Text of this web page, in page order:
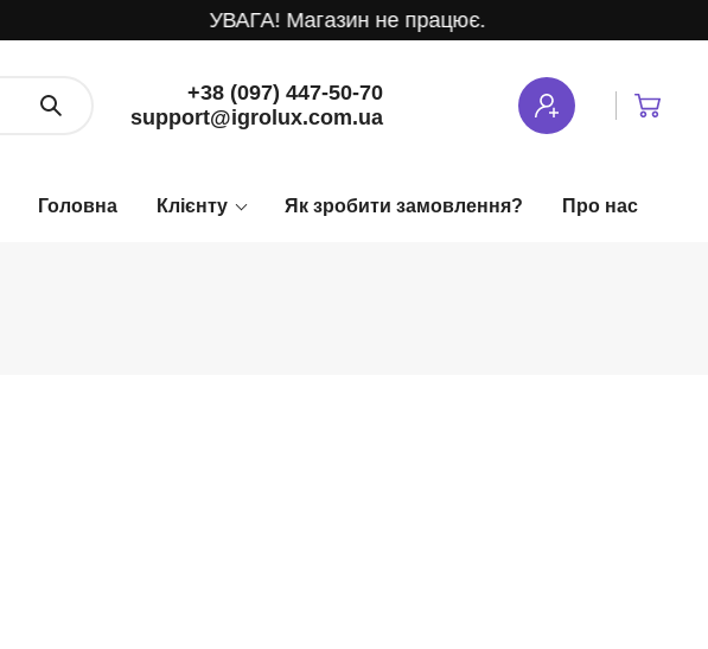
УВАГА! Магазин не працює.
+38 (097) 447-50-70
support@igrolux.com.ua
Клієнту Як зробити замовлення? Про нас